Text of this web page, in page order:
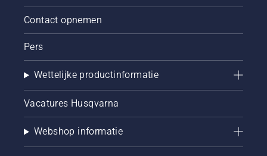
Contact opnemen
Pers
Wettelijke productinformatie
Vacatures Husqvarna
Webshop informatie